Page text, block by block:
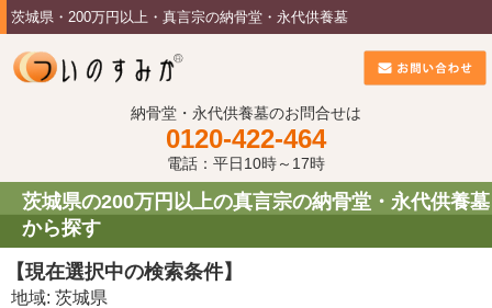
茨城県・200万円以上・真言宗の納骨堂・永代供養墓
納骨堂・永代供養墓のお問合せは
0120-422-464
電話：平日10時～17時
茨城県の200万円以上の真言宗の納骨堂・永代供養墓
から探す
【現在選択中の検索条件】
地域: 茨城県